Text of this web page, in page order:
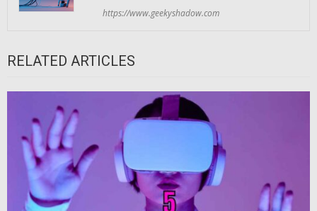
https://www.geekyshadow.com
RELATED ARTICLES